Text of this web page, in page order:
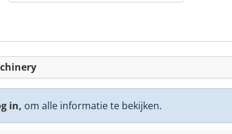
in, om alle informatie te bekijken.